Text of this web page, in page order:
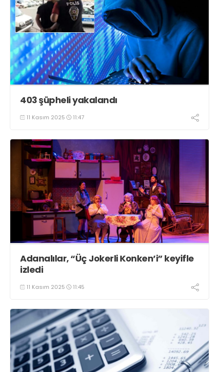
403 şüpheli yakalandı
11 Kasım 2025 11:47
Adanalılar, “Üç Jokerli Konken’i” keyifle
izledi
11 Kasım 2025 11:45